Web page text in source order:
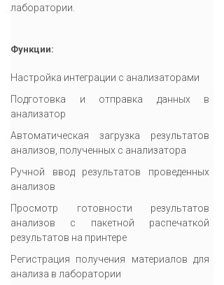
лаборатории.
Функции:
Настройка интеграции с анализаторами
Подготовка и отправка данных в
анализатор
Автоматическая загрузка результатов
анализов, полученных с анализатора
Ручной ввод результатов проведенных
анализов
Просмотр готовности результатов
анализов с пакетной распечаткой
результатов на принтере
Регистрация получения материалов для
анализа в лаборатории